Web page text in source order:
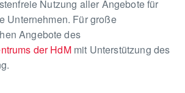
Nutzung aller Angebote für
Unternehmen. Für große
Angebote des
der HdMmit Unterstützung des